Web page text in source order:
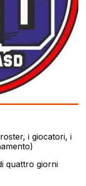
i giocatori, i
quattro giorni